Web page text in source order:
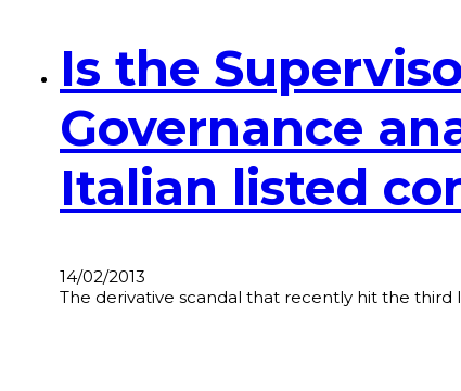
Is the
Governance
Italian listed
14/02/2013
The derivative scandal that recently hit the